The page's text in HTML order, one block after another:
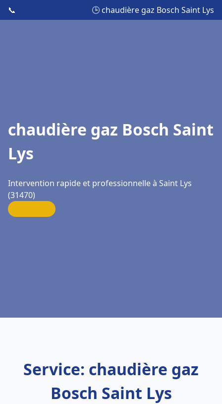
📞 🕒 chaudière gaz Bosch Saint Lys
chaudière gaz Bosch Saint
Lys
Intervention rapide et professionnelle à Saint Lys
(31470)
Service: chaudière gaz
Bosch Saint Lys